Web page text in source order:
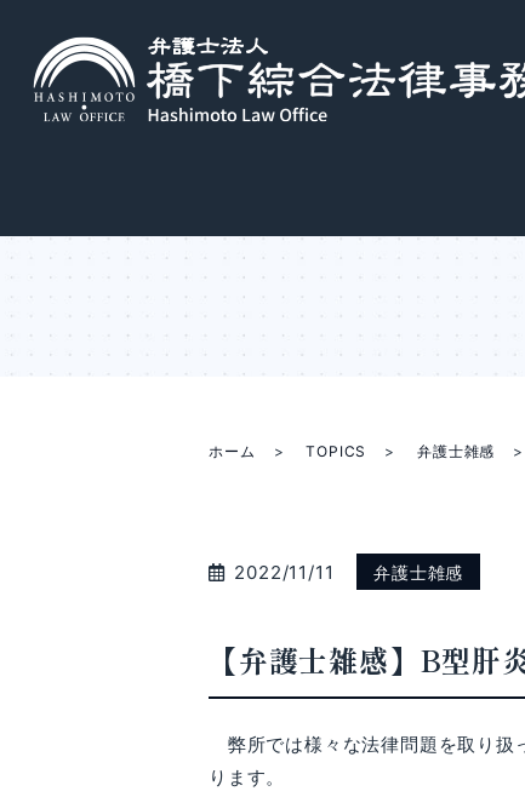
ホーム TOPICS 弁護士雑感
2022/11/11 弁護士雑感
【弁護士雑感】B型肝
弊所では様々な法律問題を取り扱
ります。